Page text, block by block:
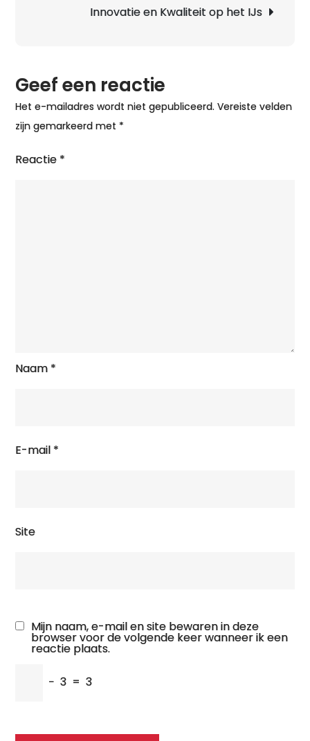
Innovatie en Kwaliteit op het IJs
Geef een reactie
Het e-mailadres wordt niet gepubliceerd. Vereiste velden
zijn gemarkeerd met *
Reactie *
Naam *
E-mail *
Site
Mijn naam, e-mail en site bewaren in deze
browser voor de volgende keer wanneer ik een
reactie plaats.
− 3 = 3